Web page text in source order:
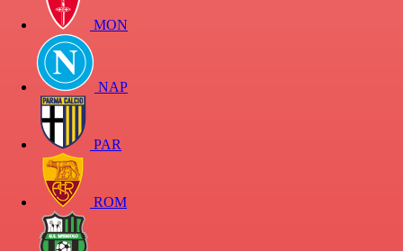
MON
NAP
PAR
ROM